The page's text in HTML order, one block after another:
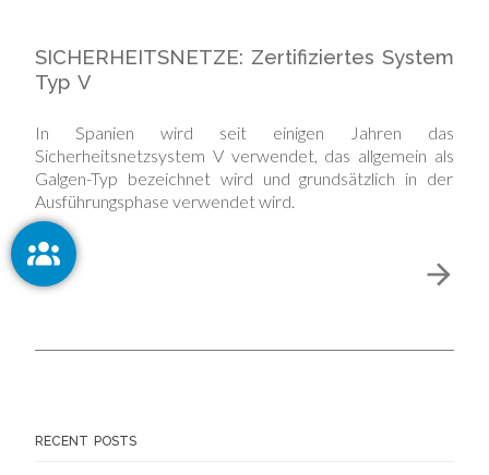
SICHERHEITSNETZE: Zertifiziertes System
Typ V
In Spanien wird seit einigen Jahren das
Sicherheitsnetzsystem V verwendet, das allgemein als
Galgen-Typ bezeichnet wird und grundsätzlich in der
Ausführungsphase verwendet wird.
RECENT POSTS